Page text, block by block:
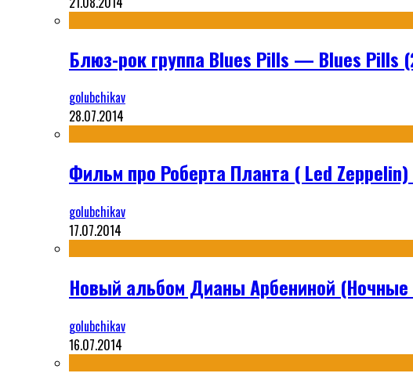
Блюз-рок группа Blues Pills — Blues Pills
golubchikav
28.07.2014
Фильм про Роберта Планта ( Led
golubchikav
17.07.2014
Новый альбом Дианы Арбениной
golubchikav
16.07.2014